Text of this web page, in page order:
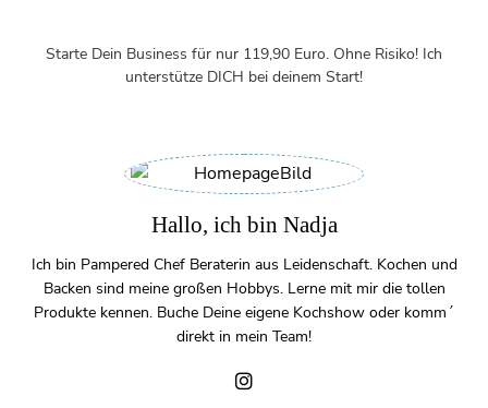
Starte Dein Business für nur 119,90 Euro. Ohne Risiko! Ich
unterstütze DICH bei deinem Start!
Hallo, ich bin Nadja
Ich bin Pampered Chef Beraterin aus Leidenschaft. Kochen und
Backen sind meine großen Hobbys. Lerne mit mir die tollen
Produkte kennen. Buche Deine eigene Kochshow oder komm´
direkt in mein Team!